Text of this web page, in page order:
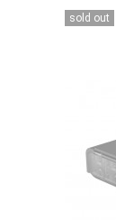
sold out